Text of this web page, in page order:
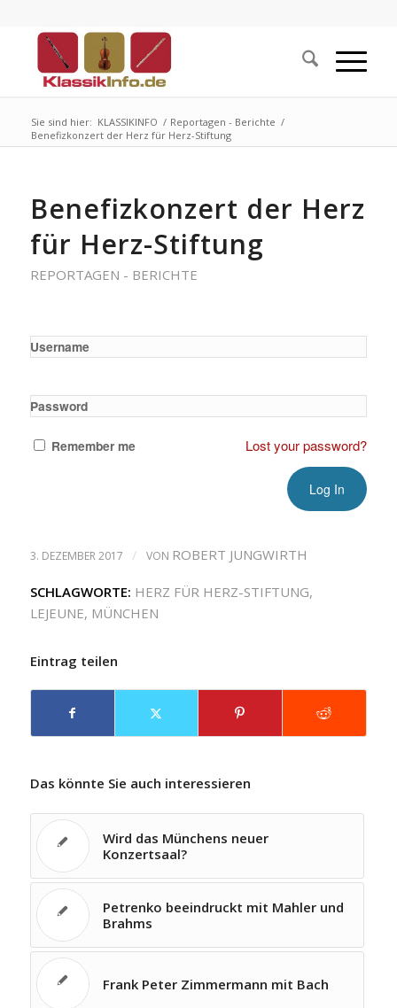
Sie sind hier: KLASSIKINFO / Reportagen - Berichte /
Benefizkonzert der Herz für Herz-Stiftung
Benefizkonzert der Herz
für Herz-Stiftung
REPORTAGEN - BERICHTE
Username
Password
Remember me Lost your password?
3. DEZEMBER 2017 / VON ROBERT JUNGWIRTH
SCHLAGWORTE: HERZ FÜR HERZ-STIFTUNG,
LEJEUNE, MÜNCHEN
Eintrag teilen
Das könnte Sie auch interessieren
Wird das Münchens neuer
Konzertsaal?
Petrenko beeindruckt mit Mahler und
Brahms
Frank Peter Zimmermann mit Bach